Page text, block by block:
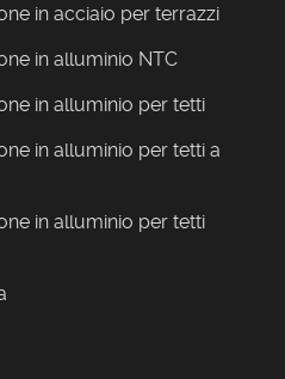
in acciaio per terrazzi
in alluminio NTC
in alluminio per tetti
in alluminio per tetti a
in alluminio per tetti